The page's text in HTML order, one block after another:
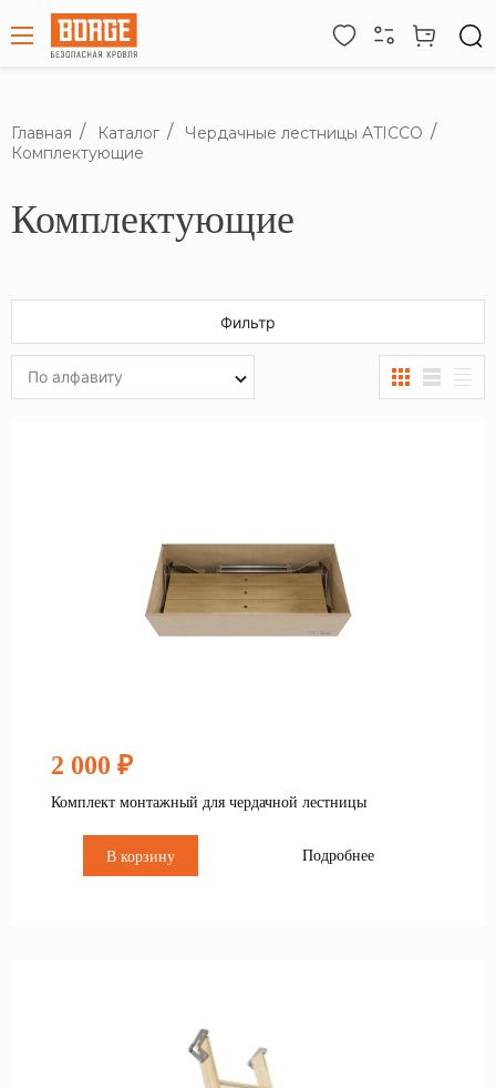
Главная Каталог
Чердачные лестницы ATICCO
Комплектующие
Комплектующие
Фильтр
По алфавиту
2 000 ₽
Комплект монтажный для чердачной лестницы
В корзину Подробнее